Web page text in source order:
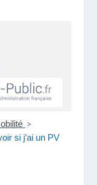
>
si j'ai un PV